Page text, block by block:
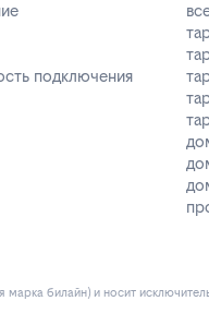
подключения
билайн) и носит